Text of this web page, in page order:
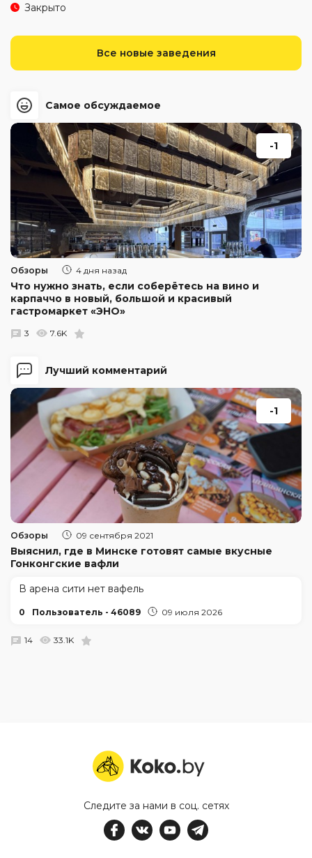
Закрыто
Все новые заведения
Лучший комментарий
-1
Обзоры 09 сентября 2021
Выяснил, где в Минске готовят самые вкусные
Гонконгские вафли
В арена сити нет вафель
0 Пользователь - 46089 09 июля 2026
14 33.1K
Самое обсуждаемое
-1
Обзоры 4 дня назад
Что нужно знать, если соберётесь на вино и
карпаччо в новый, большой и красивый
гастромаркет «ЭНО»
3 7.6K
Следите за нами в соц. сетях